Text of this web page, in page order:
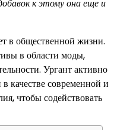
к этому она еще и
в общественной жизни.
в области моды,
Ургант активно
качестве современной и
чтобы содействовать